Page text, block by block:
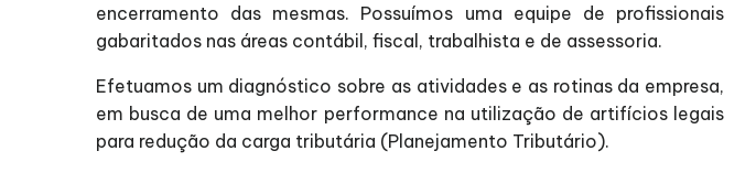
encerramento das mesmas. Possuímos uma equipe de profissionais
gabaritados nas áreas contábil, fiscal, trabalhista e de assessoria.
Efetuamos um diagnóstico sobre as atividades e as rotinas da empresa,
em busca de uma melhor performance na utilização de artifícios legais
para redução da carga tributária (Planejamento Tributário).